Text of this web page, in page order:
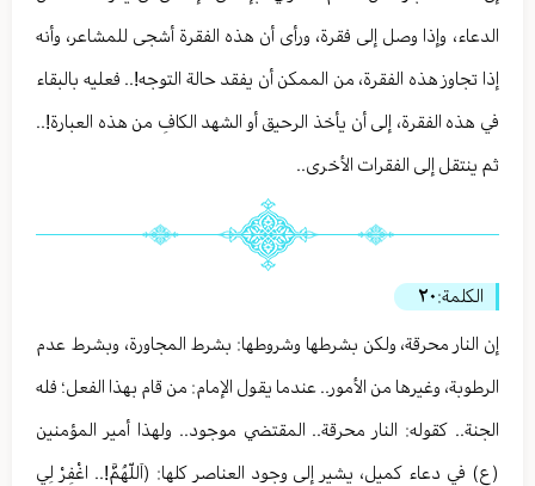
الدعاء، وإذا وصل إلى فقرة، ورأى أن هذه الفقرة أشجى للمشاعر، وأنه
إذا تجاوز هذه الفقرة، من الممكن أن يفقد حالة التوجه!.. فعليه بالبقاء
في هذه الفقرة، إلى أن يأخذ الرحيق أو الشهد الكافِ من هذه العبارة!..
ثم ينتقل إلى الفقرات الأخرى..
الكلمة:٢٠
إن النار محرقة، ولكن بشرطها وشروطها: بشرط المجاورة، وبشرط عدم
الرطوبة، وغيرها من الأمور.. عندما يقول الإمام: من قام بهذا الفعل؛ فله
الجنة.. كقوله: النار محرقة.. المقتضي موجود.. ولهذا أمير المؤمنين
(ع) في دعاء كميل، يشير إلى وجود العناصر كلها: (اَللّهُمَّ!.. اغْفِرْ لِي